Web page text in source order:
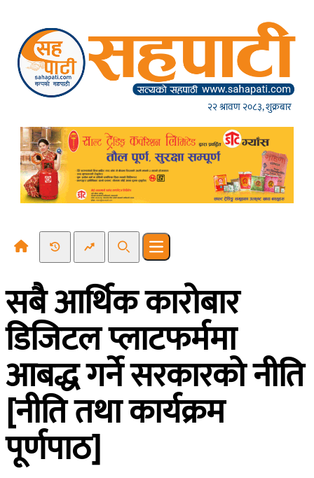
२२ श्रावण २०८३, शुक्रबार
Recent NewsTrending News
SearchOpen main menu
सबै आर्थिक कारोबार
डिजिटल प्लाटफर्ममा
आबद्ध गर्ने सरकारको नीति
[नीति तथा कार्यक्रम
पूर्णपाठ]